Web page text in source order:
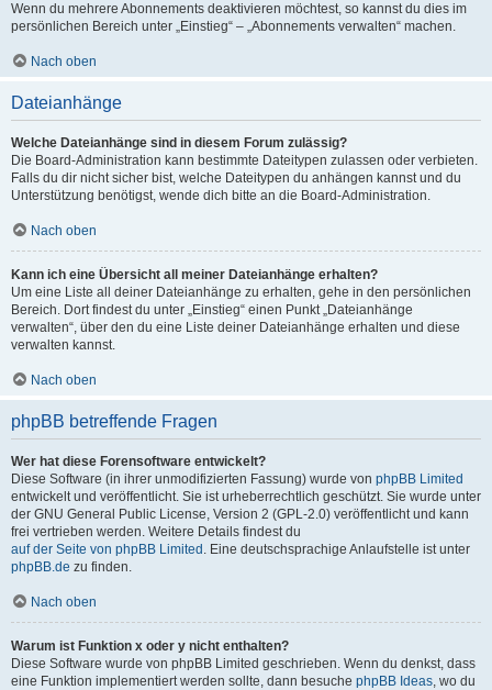
Wenn du mehrere Abonnements deaktivieren möchtest, so kannst du dies im
persönlichen Bereich unter „Einstieg“ – „Abonnements verwalten“ machen.
Nach oben
Dateianhänge
Welche Dateianhänge sind in diesem Forum zulässig?
Die Board-Administration kann bestimmte Dateitypen zulassen oder verbieten.
Falls du dir nicht sicher bist, welche Dateitypen du anhängen kannst und du
Unterstützung benötigst, wende dich bitte an die Board-Administration.
Nach oben
Kann ich eine Übersicht all meiner Dateianhänge erhalten?
Um eine Liste all deiner Dateianhänge zu erhalten, gehe in den persönlichen
Bereich. Dort findest du unter „Einstieg“ einen Punkt „Dateianhänge
verwalten“, über den du eine Liste deiner Dateianhänge erhalten und diese
verwalten kannst.
Nach oben
phpBB betreffende Fragen
Wer hat diese Forensoftware entwickelt?
Diese Software (in ihrer unmodifizierten Fassung) wurde von phpBB Limited
entwickelt und veröffentlicht. Sie ist urheberrechtlich geschützt. Sie wurde unter
der GNU General Public License, Version 2 (GPL-2.0) veröffentlicht und kann
frei vertrieben werden. Weitere Details findest du
auf der Seite von phpBB Limited . Eine deutschsprachige Anlaufstelle ist unter
phpBB.de zu finden.
Nach oben
Warum ist Funktion x oder y nicht enthalten?
Diese Software wurde von phpBB Limited geschrieben. Wenn du denkst, dass
eine Funktion implementiert werden sollte, dann besuche phpBB Ideas, wo du